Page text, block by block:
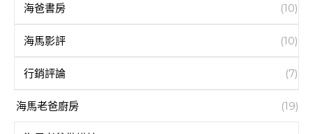
海爸書房 (10)
海馬影評 (10)
行銷評論 (7)
海馬老爸廚房 (19)